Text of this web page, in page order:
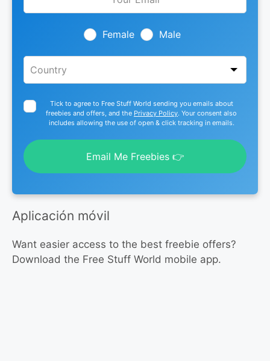
Female Male
Tick to agree to Free Stuff World sending you emails about
freebies and offers, and the Privacy Policy. Your consent also
includes allowing the use of open & click tracking in emails.
Email Me Freebies 👉
Aplicación móvil
Want easier access to the best freebie offers?
Download the Free Stuff World mobile app.